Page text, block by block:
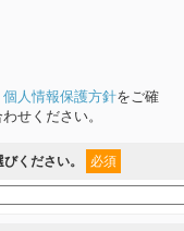
個人情報保護方針をご確
せください。
ください。 必須